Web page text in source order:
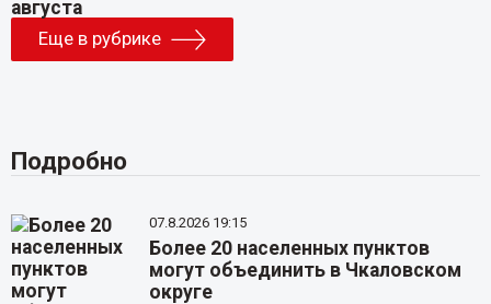
Еще в рубрике
Подробно
07.8.2026 19:15
Более 20 населенных пунктов
могут объединить в Чкаловском
округе